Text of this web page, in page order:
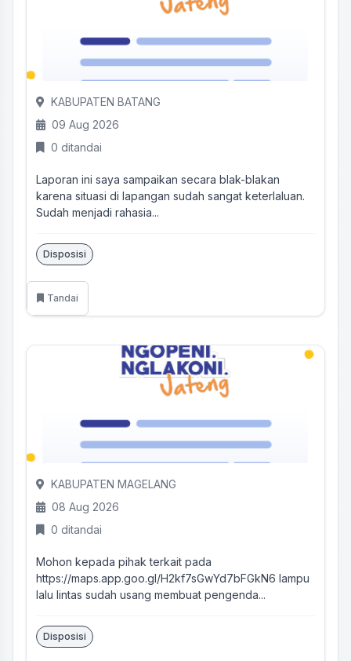
KABUPATEN BATANG
09 Aug 2026
0 ditandai
Laporan ini saya sampaikan secara blak-blakan
karena situasi di lapangan sudah sangat keterlaluan.
Sudah menjadi rahasia...
Disposisi
Tandai
KABUPATEN MAGELANG
08 Aug 2026
0 ditandai
Mohon kepada pihak terkait pada
https://maps.app.goo.gl/H2kf7sGwYd7bFGkN6 lampu
lalu lintas sudah usang membuat pengenda...
Disposisi